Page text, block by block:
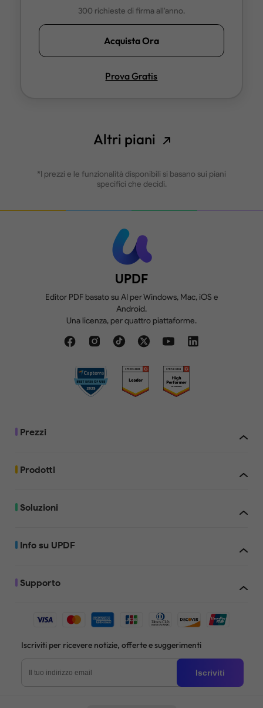
300 richieste di firma all'anno.
Acquista Ora
Prova Gratis
Altri piani
*I prezzi e le funzionalità disponibili si basano sui piani
specifici che decidi.
UPDF
Editor PDF basato su AI per Windows, Mac, iOS e
Android.
Una licenza, per quattro piattaforme.
Prezzi
Prodotti
Soluzioni
Info su UPDF
Supporto
Iscriviti per ricevere notizie, offerte e suggerimenti
Iscriviti